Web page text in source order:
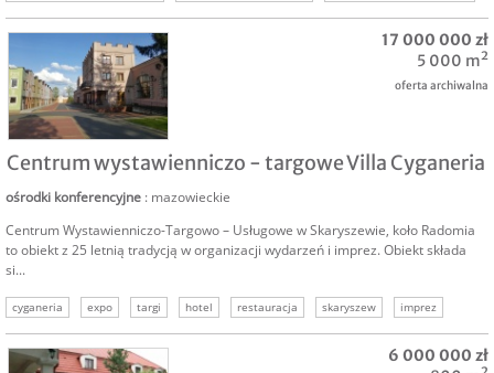
Centrum wystawienniczo - targowe Villa Cyganeria
ośrodki konferencyjne : mazowieckie
Centrum Wystawienniczo-Targowo – Usługowe w Skaryszewie, koło Radomia
to obiekt z 25 letnią tradycją w organizacji wydarzeń i imprez. Obiekt składa
si...
cyganeria expo targi hotel restauracja skaryszew imprez
17 000 000 zł
5 000 m²
oferta archiwalna
6 000 000 zł